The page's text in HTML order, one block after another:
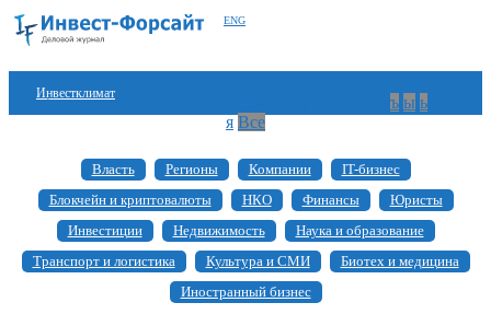
ENG
Инвестклимат
Инвестиции
Блокчейн
Стартапы
а б в г д е ж ъ ы ь
я Все
Власть Регионы Компании
IT-бизнес
Блокчейн и криптовалюты
НКО Финансы
Юристы
Инвестиции
Недвижимость
Наука и образование
Транспорт и логистика
Культура и СМИ
Биотех и медицина
Иностранный бизнес